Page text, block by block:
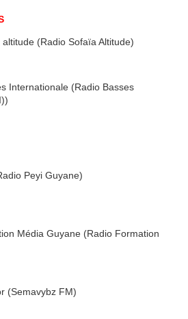
(Radio Sofaïa Altitude)
Internationale (Radio Basses
Peyi Guyane)
Média Guyane (Radio Formation
(Semavybz FM)